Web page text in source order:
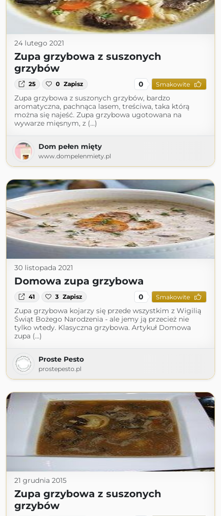
24 lutego 2021
Zupa grzybowa z suszonych
grzybów
25 0 Zapisz 0 Smakowite
Zupa grzybowa z suszonych grzybów, bardzo
aromatyczna, pachnąca lasem, treściwa, taka którą
można się najeść. Zupa grzybowa ugotowana na
wywarze mięsnym, z (...)
Dom pełen mięty
www.dompelenmiety.pl
30 listopada 2021
Domowa zupa grzybowa
41 3 Zapisz 0 Smakowite
Zupa grzybowa kojarzy się przede wszystkim z Wigilią
Świąt Bożego Narodzenia - ale jemy ją przecież nie
tylko wtedy. Klasyczna grzybowa. Artykuł Domowa
zupa (...)
Proste Pesto
prostepesto.pl
21 grudnia 2015
Zupa grzybowa z suszonych
grzybów